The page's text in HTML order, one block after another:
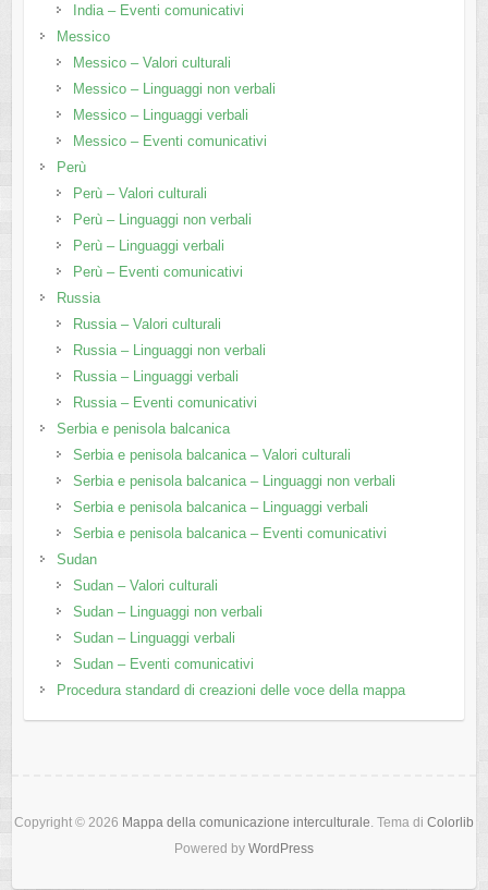
India – Eventi comunicativi
Messico
Messico – Valori culturali
Messico – Linguaggi non verbali
Messico – Linguaggi verbali
Messico – Eventi comunicativi
Perù
Perù – Valori culturali
Perù – Linguaggi non verbali
Perù – Linguaggi verbali
Perù – Eventi comunicativi
Russia
Russia – Valori culturali
Russia – Linguaggi non verbali
Russia – Linguaggi verbali
Russia – Eventi comunicativi
Serbia e penisola balcanica
Serbia e penisola balcanica – Valori culturali
Serbia e penisola balcanica – Linguaggi non verbali
Serbia e penisola balcanica – Linguaggi verbali
Serbia e penisola balcanica – Eventi comunicativi
Sudan
Sudan – Valori culturali
Sudan – Linguaggi non verbali
Sudan – Linguaggi verbali
Sudan – Eventi comunicativi
Procedura standard di creazioni delle voce della mappa
Copyright © 2026 Mappa della comunicazione interculturale . Tema di Colorlib
Powered by WordPress